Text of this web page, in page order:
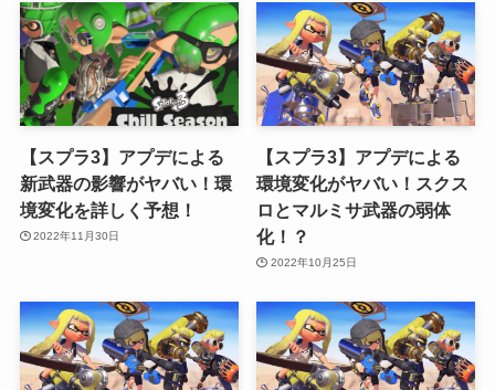
【スプラ3】アプデによる
新武器の影響がヤバい！環
境変化を詳しく予想！
2022年11月30日
【スプラ3】アプデによる
環境変化がヤバい！スクス
ロとマルミサ武器の弱体
化！？
2022年10月25日